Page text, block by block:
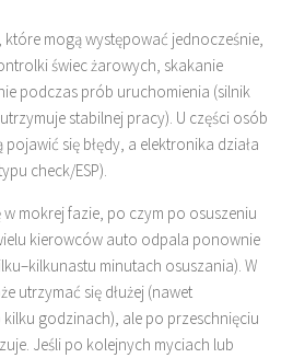
mogą występować jednocześnie,
świec żarowych, skakanie
podczas prób uruchomienia (silnik
stabilnej pracy). U części osób
się błędy, a elektronika działa
check/ESP).
mokrej fazie, po czym po osuszeniu
kierowców auto odpala ponownie
minutach osuszania). W
utrzymać się dłużej (nawet
godzinach), ale po przeschnięciu
Jeśli po kolejnych myciach lub